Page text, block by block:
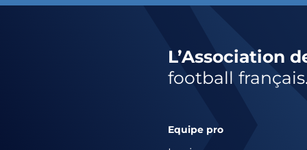
L’Association
football français.
Equipe pro